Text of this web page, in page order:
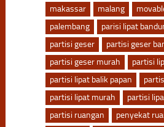
makassar
malang
palembang
parisi lipat
partisi geser
partisi geser
partisi geser murah
partisi
partisi lipat balik papan
partisi lipat murah
partisi
partisi ruangan
penyekat